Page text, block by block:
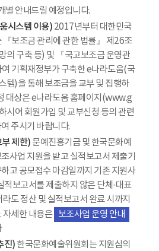
별 안내드릴 예정입니다.
시스템 이용) 2017년부터 대한민국
『보조금 관리에 관한 법률』 제26조
의 구축 등) 및 『국고보조금 운영관
기획재정부가 구축한 e나라도움(국
템)을 통해 보조금을 교부 및 집행하
대상은 e나라도움 홈페이지(www.g
시어 회원가입 및 교부신청 등의 관련
주시기 바랍니다.
제한) 문예진흥기금 및 한국문화예
사업 지원을 받고 실적보고서 제출기
고 공모접수 마감일까지 기존 지원사
적보고서를 제출하지 않은 단체·대표
도 정산 및 실적보고서 완료 시까지
자세한 내용은 보조사업 운영 안내
진) 한국문화예술위원회는 지원심의